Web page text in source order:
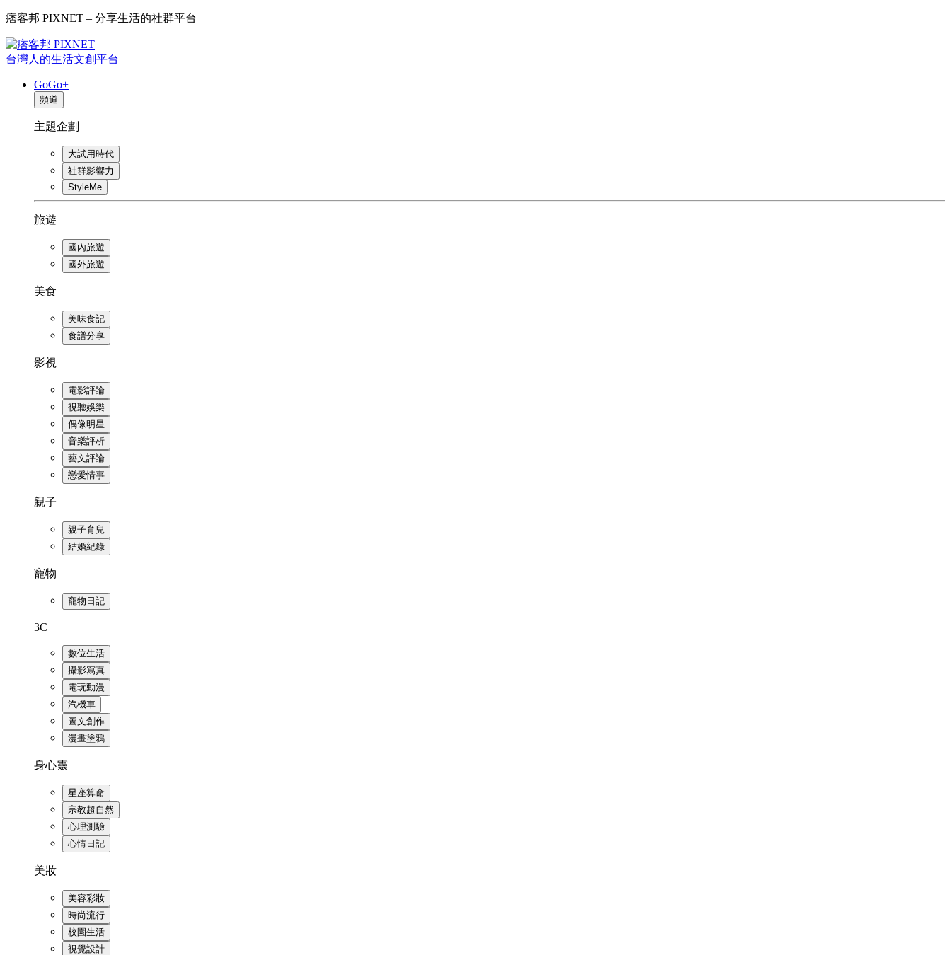
痞客邦 PIXNET – 分享生活的社群平台
台灣人的生活文創平台
GoGo+
頻道
主題企劃
大試用時代
社群影響力
StyleMe
旅遊
國內旅遊
國外旅遊
美食
美味食記
食譜分享
影視
電影評論
視聽娛樂
偶像明星
音樂評析
藝文評論
戀愛情事
親子
親子育兒
結婚紀錄
寵物
寵物日記
3C
數位生活
攝影寫真
電玩動漫
汽機車
圖文創作
漫畫塗鴉
身心靈
星座算命
宗教超自然
心理測驗
心情日記
美妝
美容彩妝
時尚流行
校園生活
視覺設計